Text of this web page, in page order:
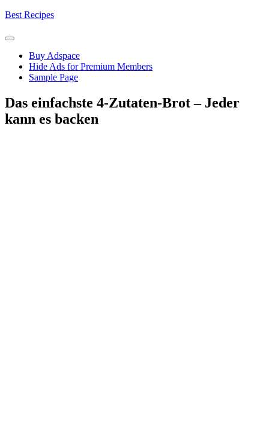
Skip
content
Best Recipes
Buy Adspace
Hide Ads for Premium Members
Sample Page
Das einfachste 4-Zutaten-Brot – Jeder
kann es backen